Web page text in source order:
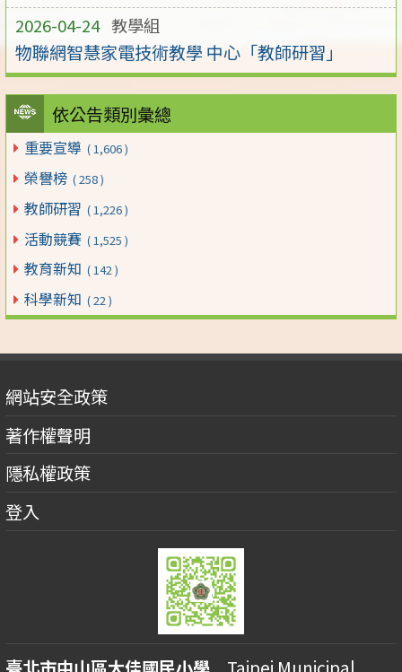
2026-04-24 教學組
物聯網智慧家電技術教學 中心「教師研習」
依公告類別彙總
重要宣導 ( 1,606 )
榮譽榜 ( 258 )
教師研習 ( 1,226 )
活動競賽 ( 1,525 )
教育新知 ( 142 )
科學新知 ( 22 )
網站安全政策
著作權聲明
隱私權政策
登入